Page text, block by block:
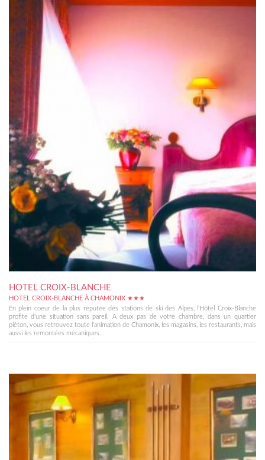
HOTEL CROIX-BLANCHE
HOTEL CROIX-BLANCHE À CHAMONIX ★★★
En plein coeur de la plus réputée des stations de ski des Alpes, l'Hôtel Croix-Blanche
profite d'une situation sans pareil. A deux pas de votre chambre, dans un quartier
piéton, vous retrouvez toute l'animation de Chamonix, les magasins, les restaurants, mais
aussi les remontées mécaniques...